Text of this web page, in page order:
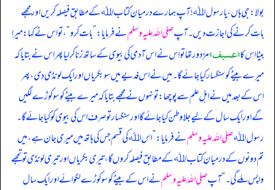
بولا: جی ہاں، یا رسول اﷲ! آپ ہمارے درمیان کتاب اﷲ کے مطابق فیصلہ کریں اور مجھے
بات کرنے کی اجازت دیں۔ آپصلی اللہ علیہ وسلمنے فرمایا:”بات کرو“، تو اس نے کہا: میرا
بیٹا اس کا«عسيف»مزدور تھا تو اس نے اس آدمی کی بیوی کے ساتھ زنا کر لیا پھر اس نے بتایا کہ
میرے بیٹے کو سنگسار کیا جائے گا۔ میں نے اس فدیے میں سو بکریا ں اور ایک لونڈی دی، پھر
اس کے بعد میں نے اہل علم سے پوچھا: تو نہوں نے مجھے بتایا کہ میرے بیٹے کو سو کوڑے لگیں
گے اور ایک سال کے لیے جلا وطن کیا جائے گا اور سنگسار تو صرف اس کی بیوی کو کیا جائے گا۔
رسول اﷲصلی اللہ علیہ وسلمنے فرمایا:”اس اﷲ کی قسم جس کی ہاتھ میں میری جان ہے، میں
تم دونوں کے درمیان کتاب اﷲ کے مطابق فیصلہ کروں گا، تیری بکریاں اور تیری لونڈی تو تجھے
واپس ملے گی۔“آپصلی اللہ علیہ وسلمنے اس کے بیٹے کو سو کوڑے لگوائے اور ایک سال